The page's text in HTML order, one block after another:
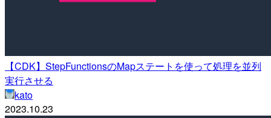
【CDK】StepFunctionsのMapステートを使って処理を並列
実行させる
kato
2023.10.23